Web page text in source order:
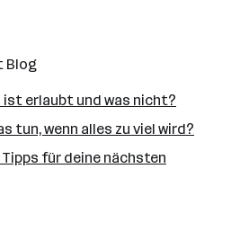
Blog
ist erlaubt und was nicht?
tun, wenn alles zu viel wird?
für deine nächsten